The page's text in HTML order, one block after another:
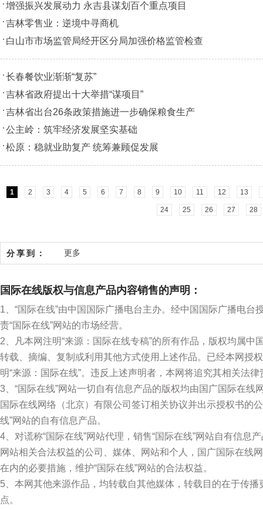
增强振兴发展动力 永吉县谋划百个重点项目
吉林零售业：逆境中寻商机
白山市市场监管局经开区分局加强价格监管检查
长春餐饮业渐渐“复苏”
吉林省政府提出十大举措“谋项目”
吉林省出台26条政策措施进一步确保粮食生产
公主岭：筑牢经济发展坚实基础
松原：稳就业助复产 统筹兼顾促发展
1 2 3 4 5 6 7 8 9 10 11 12 13
24 25 26 27 28
分享到： 更多
国际在线版权与信息产品内容销售的声明：
1、“国际在线”由中国国际广播电台主办。经中国国际广播电
责“国际在线”网站的市场经营。
2、凡本网注明“来源：国际在线专稿”的所有作品，版权均属
转载、摘编、复制或利用其他方式使用上述作品。已经本网授
明“来源：国际在线”。违反上述声明者，本网将追究其相关法律
3、“国际在线”网站一切自有信息产品的版权均由国广国际在
国际在线网络（北京）有限公司签订相关协议并出示授权书的
线”网站的自有信息产品。
4、对谎称“国际在线”网站代理，销售“国际在线”网站自有信息
网站相关合法权益的公司、媒体、网站和个人，国广国际在线
在内的必要措施，维护“国际在线”网站的合法权益。
5、本网其他来源作品，均转载自其他媒体，转载目的在于传
点。